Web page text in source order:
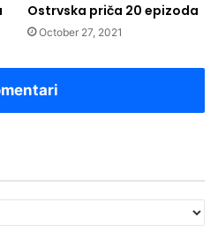
Ostrvska priča 20 epizoda
October 27, 2021